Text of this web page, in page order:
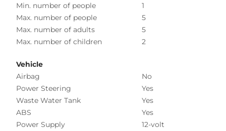
Min. number of people
1
Max. number of people
5
Max. number of adults
5
Max. number of children
2
Vehicle
Airbag
No
Power Steering
Yes
Waste Water Tank
Yes
ABS
Yes
Power Supply
12-volt